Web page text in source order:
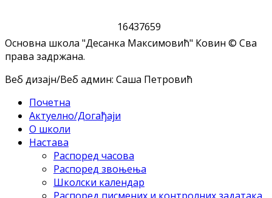
16437659
Основна школа "Десанка Максимовић" Ковин © Сва
права задржана.
Веб дизајн/Веб админ: Саша Петровић
Почетна
Актуелно/Догађаји
О школи
Настава
Распоред часова
Распоред звоњења
Школски календар